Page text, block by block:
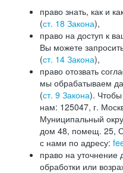
право знать, как и
(ст. 18 Закона),
право на доступ к
Вы можете
(ст. 14 Закона),
право отозвать
мы обрабатываем
(ст. 9 Закона). Чтобы
нам: 125047, г.
Муниципальный
дом 48, помещ. 25,
с нами по адресу:
право на уточнение
обработки или